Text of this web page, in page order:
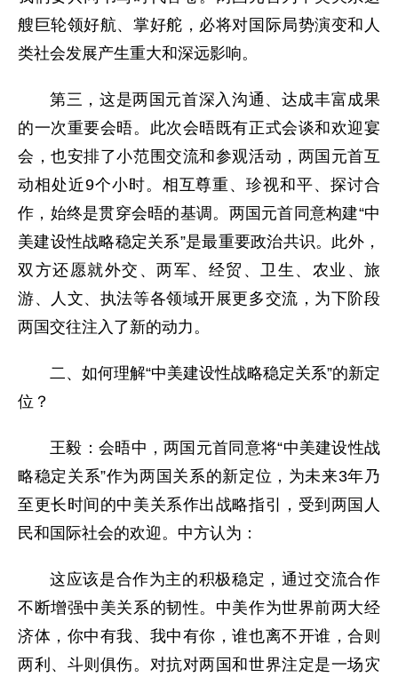
艘巨轮领好航、掌好舵，必将对国际局势演变和人
类社会发展产生重大和深远影响。
第三，这是两国元首深入沟通、达成丰富成果
的一次重要会晤。此次会晤既有正式会谈和欢迎宴
会，也安排了小范围交流和参观活动，两国元首互
动相处近9个小时。相互尊重、珍视和平、探讨合
作，始终是贯穿会晤的基调。两国元首同意构建“中
美建设性战略稳定关系”是最重要政治共识。此外，
双方还愿就外交、两军、经贸、卫生、农业、旅
游、人文、执法等各领域开展更多交流，为下阶段
两国交往注入了新的动力。
二、如何理解“中美建设性战略稳定关系”的新定
位？
王毅：会晤中，两国元首同意将“中美建设性战
略稳定关系”作为两国关系的新定位，为未来3年乃
至更长时间的中美关系作出战略指引，受到两国人
民和国际社会的欢迎。中方认为：
这应该是合作为主的积极稳定，通过交流合作
不断增强中美关系的韧性。中美作为世界前两大经
济体，你中有我、我中有你，谁也离不开谁，合则
两利、斗则俱伤。对抗对两国和世界注定是一场灾